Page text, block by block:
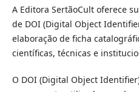
A Editora SertãoCult oferece
de DOI (Digital Object
elaboração de ficha
científicas, técnicas e
O DOI (Digital Object